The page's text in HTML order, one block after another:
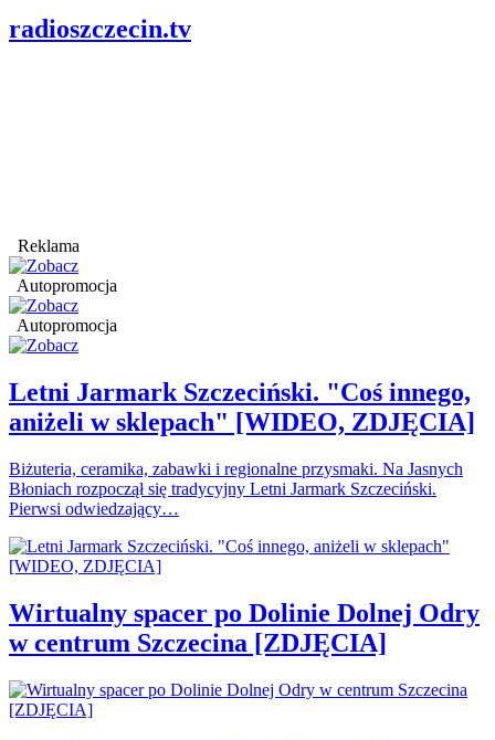
radioszczecin.tv
Reklama
Autopromocja
Autopromocja
Letni Jarmark Szczeciński. "Coś innego,
aniżeli w sklepach" [WIDEO, ZDJĘCIA]
Biżuteria, ceramika, zabawki i regionalne przysmaki. Na Jasnych
Błoniach rozpoczął się tradycyjny Letni Jarmark Szczeciński.
Pierwsi odwiedzający…
Wirtualny spacer po Dolinie Dolnej Odry
w centrum Szczecina [ZDJĘCIA]